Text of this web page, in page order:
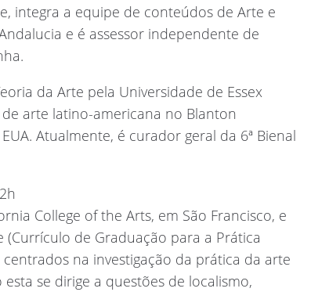
integra a equipe de conteúdos de Arte e
e é assessor independente de
da Arte pela Universidade de Essex
arte latino-americana no Blanton
Atualmente, é curador geral da 6ª Bienal
College of the Arts, em São Francisco, e
de Graduação para a Prática
na investigação da prática da arte
se dirige a questões de localismo,